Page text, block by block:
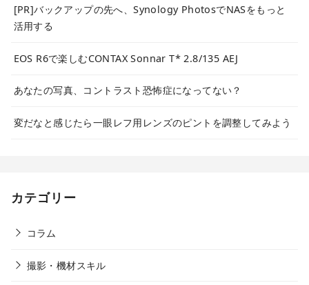
[PR]バックアップの先へ、Synology PhotosでNASをもっと
活用する
EOS R6で楽しむCONTAX Sonnar T* 2.8/135 AEJ
あなたの写真、コントラスト恐怖症になってない？
変だなと感じたら一眼レフ用レンズのピントを調整してみよう
カテゴリー
コラム
撮影・機材スキル